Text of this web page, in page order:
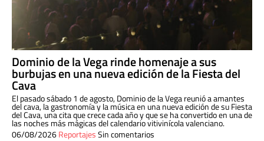
Dominio de la Vega rinde homenaje a sus
burbujas en una nueva edición de la Fiesta del
Cava
El pasado sábado 1 de agosto, Dominio de la Vega reunió a amantes
del cava, la gastronomía y la música en una nueva edición de su Fiesta
del Cava, una cita que crece cada año y que se ha convertido en una de
las noches más mágicas del calendario vitivinícola valenciano.
06/08/2026ReportajesSin comentarios